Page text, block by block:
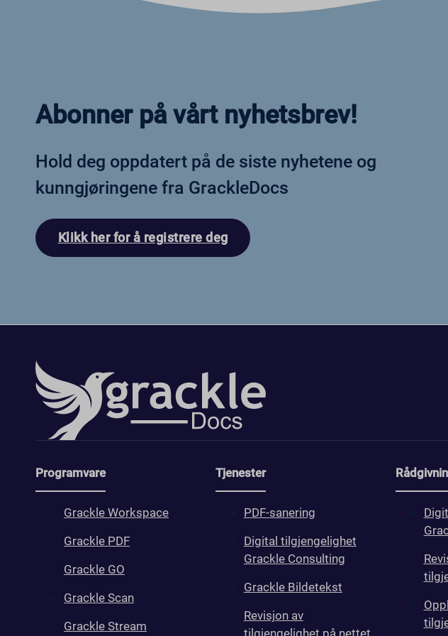
Abonner på vårt nyhetsbrev!
Hold deg oppdatert på de siste nyhetene og
kunngjøringene fra GrackleDocs
Klikk her for å registrere deg
Programvare
Grackle Workspace
Grackle PDF
Grackle GO
Grackle Scan
Grackle Stream
Tjenester
PDF-sanering
Digital tilgjengelighet
Grackle Consulting
Grackle Bildetekst
Revisjon av
tilgjengelighet på nettet
cbLDBex